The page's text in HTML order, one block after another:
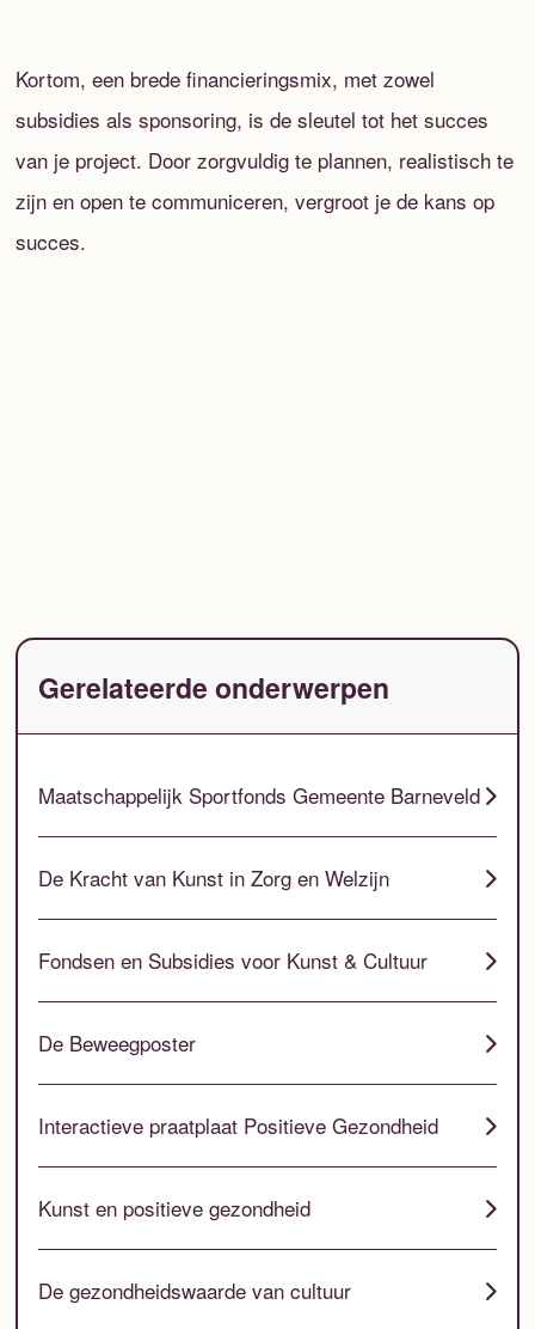
Kortom, een brede financieringsmix, met zowel
subsidies als sponsoring, is de sleutel tot het succes
van je project. Door zorgvuldig te plannen, realistisch te
zijn en open te communiceren, vergroot je de kans op
succes.
Gerelateerde onderwerpen
Maatschappelijk Sportfonds Gemeente Barneveld
De Kracht van Kunst in Zorg en Welzijn
Fondsen en Subsidies voor Kunst & Cultuur
De Beweegposter
Interactieve praatplaat Positieve Gezondheid
Kunst en positieve gezondheid
De gezondheidswaarde van cultuur